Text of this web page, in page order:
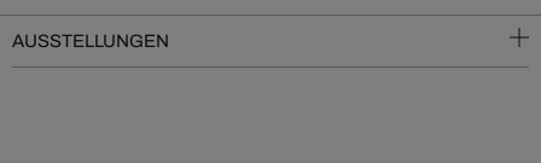
AUSSTELLUNGEN